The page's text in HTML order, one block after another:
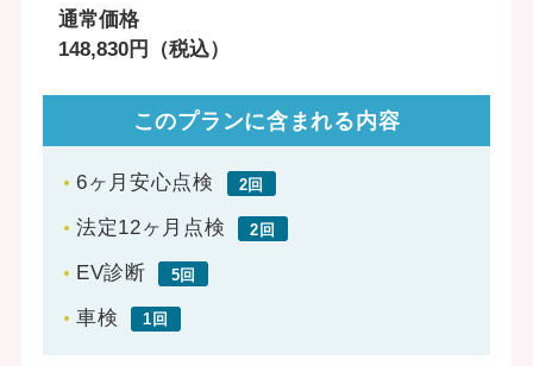
通常価格
148,830円（税込）
このプランに含まれる内容
6ヶ月安心点検 2回
法定12ヶ月点検 2回
EV診断 5回
車検 1回